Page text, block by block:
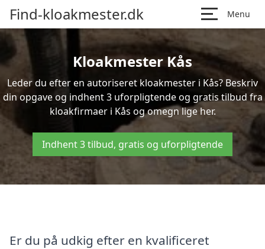
Find-kloakmester.dk Menu
Kloakmester Kås
Leder du efter en autoriseret kloakmester i Kås? Beskriv
din opgave og indhent 3 uforpligtende og gratis tilbud fra
kloakfirmaer i Kås og omegn lige her.
Indhent 3 tilbud, gratis og uforpligtende
Er du på udkig efter en kvalificeret